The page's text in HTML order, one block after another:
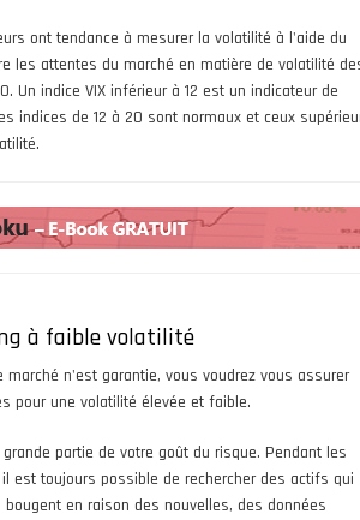
ont tendance à mesurer la volatilité à l'aide du
les attentes du marché en matière de volatilité
Un indice VIX inférieur à 12 est un indicateur de
indices de 12 à 20 sont normaux et ceux
à faible volatilité
marché n'est garantie, vous voudrez vous assurer
pour une volatilité élevée et faible.
partie de votre goût du risque. Pendant les
est toujours possible de rechercher des actifs qui
en raison des nouvelles, des données